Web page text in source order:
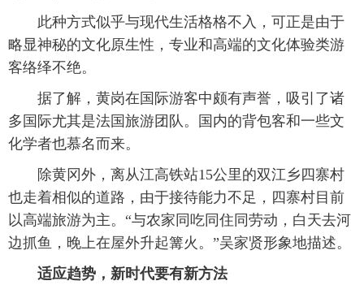
此种方式似乎与现代生活格格不入，可正是由于
略显神秘的文化原生性，专业和高端的文化体验类游
客络绎不绝。
据了解，黄岗在国际游客中颇有声誉，吸引了诸
多国际尤其是法国旅游团队。国内的背包客和一些文
化学者也慕名而来。
除黄冈外，离从江高铁站15公里的双江乡四寨村
也走着相似的道路，由于接待能力不足，四寨村目前
以高端旅游为主。“与农家同吃同住同劳动，白天去河
边抓鱼，晚上在屋外升起篝火。”吴家贤形象地描述。
适应趋势，新时代要有新方法